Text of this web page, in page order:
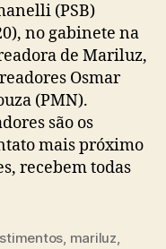
(PSB)
no gabinete na
de Mariluz,
Osmar
(PMN).
são os
mais próximo
recebem todas
, mariluz,